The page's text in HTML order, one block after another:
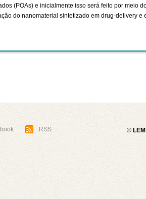
(POAs) e inicialmente isso será feito por meio
do nanomaterial sintetizado em drug-delivery
RSS ©